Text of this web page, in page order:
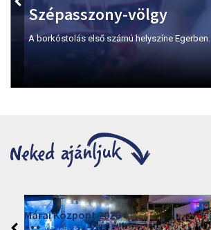
Szépasszony-völgy
A borkóstolás első számú helyszíne Egerben.
Márai Központ 2026